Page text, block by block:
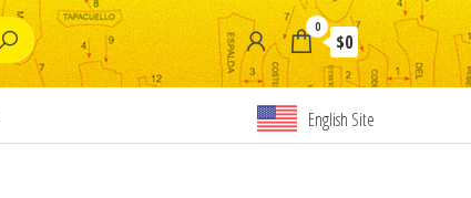
0
$0
English Site